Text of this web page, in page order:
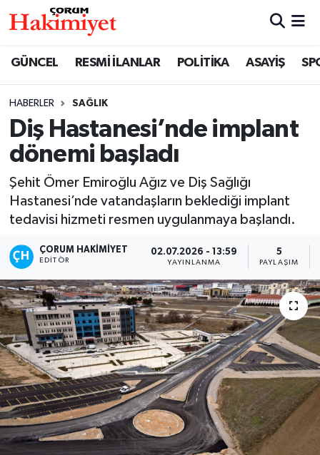
GÜNCEL RESMİ İLANLAR POLİTİKA ASAYİŞ
HABERLER SAĞLIK
Diş Hastanesi’nde implant
dönemi başladı
Şehit Ömer Emiroğlu Ağız ve Diş Sağlığı
Hastanesi’nde vatandaşların beklediği implant
tedavisi hizmeti resmen uygulanmaya başlandı.
ÇORUM HAKIMIYET
EDITÖR
02.07.2026 - 13:59
YAYINLANMA
5
PAYLAŞIM
SAĞLIK
ASAYİŞ
EKONOMİ
EĞİTİM
İLÇELER
OTOPARK
TEKNOLOJİ
Nöbetçi Eczaneler
Çorum Namaz Vakitleri
Trafik Durumu
Süper Lig Puan Durumu ve Fikstür
Haber Arşivi